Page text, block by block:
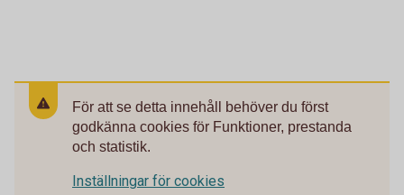
För att se detta innehåll behöver du först
godkänna cookies för Funktioner, prestanda
och statistik.
Inställningar för cookies